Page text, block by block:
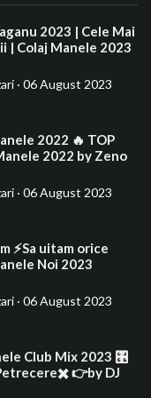
2023 | Cele Mai
| Colaj Manele 2023
· 06 August 2023
2022 🔥 TOP
2022 by Zeno
· 06 August 2023
⚡Sa uitam orice
Noi 2023
· 06 August 2023
Club Mix 2023 🎛
👉by DJ
22. März 2023🎧